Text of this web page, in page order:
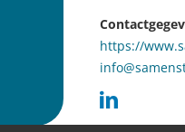
https://